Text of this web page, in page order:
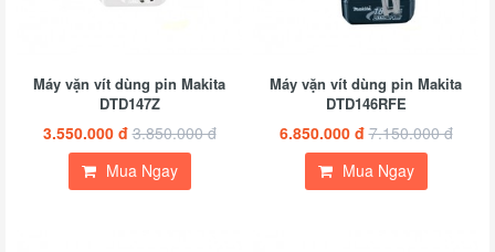
Máy vặn vít dùng pin Makita
DTD147Z
3.550.000 đ 3.850.000 đ
Mua Ngay
Máy vặn vít dùng pin Makita
DTD146RFE
6.850.000 đ 7.150.000 đ
Mua Ngay